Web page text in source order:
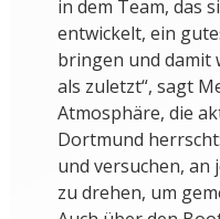
in dem Team, das
entwickelt, ein
bringen und damit
als zuletzt“, sagt
Atmosphäre, die
Dortmund
und versuchen, an
zu drehen, um